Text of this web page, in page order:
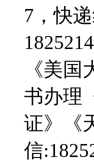
7，快
《美
书办理
证》《
信